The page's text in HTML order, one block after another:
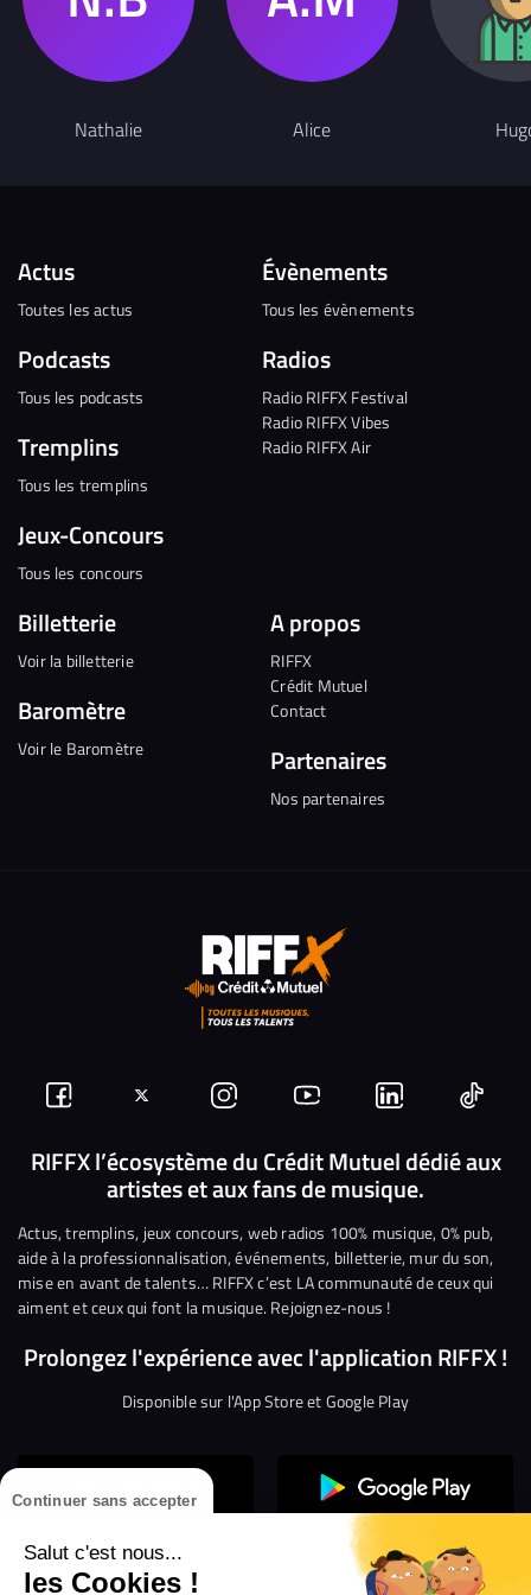
Continuer sans accepter
Salut c'est nous...
les Cookies !
Nathalie Alice
Actus
Toutes les actus
Podcasts
Tous les podcasts
Tremplins
Tous les tremplins
Jeux-Concours
Tous les concours
Évènements
Tous les évènements
Radios
Radio RIFFX Festival
Radio RIFFX Vibes
Radio RIFFX Air
Billetterie
Voir la billetterie
Baromètre
Voir le Baromètre
A propos
RIFFX
Crédit Mutuel
Contact
Partenaires
Nos partenaires
Suivez-
nous
Facebook
Suivez-
nous
sur
Twitter
Nous
rejoindre
sur
Instagram
Nous
rejoindre
sur
YouTube
Nous
rejoindre
sur
Linkedin
Nous
RIFFX l’écosystème du Crédit Mutuel dédié aux
artistes et aux fans de musique.
Actus, tremplins, jeux concours, web radios 100% musique, 0% pub,
aide à la professionnalisation, événements, billetterie, mur du son,
mise en avant de talents… RIFFX c’est LA communauté de ceux qui
aiment et ceux qui font la musique. Rejoignez-nous !
Prolongez l'expérience avec l'application RIFFX !
Disponible sur l'App Store et Google Play